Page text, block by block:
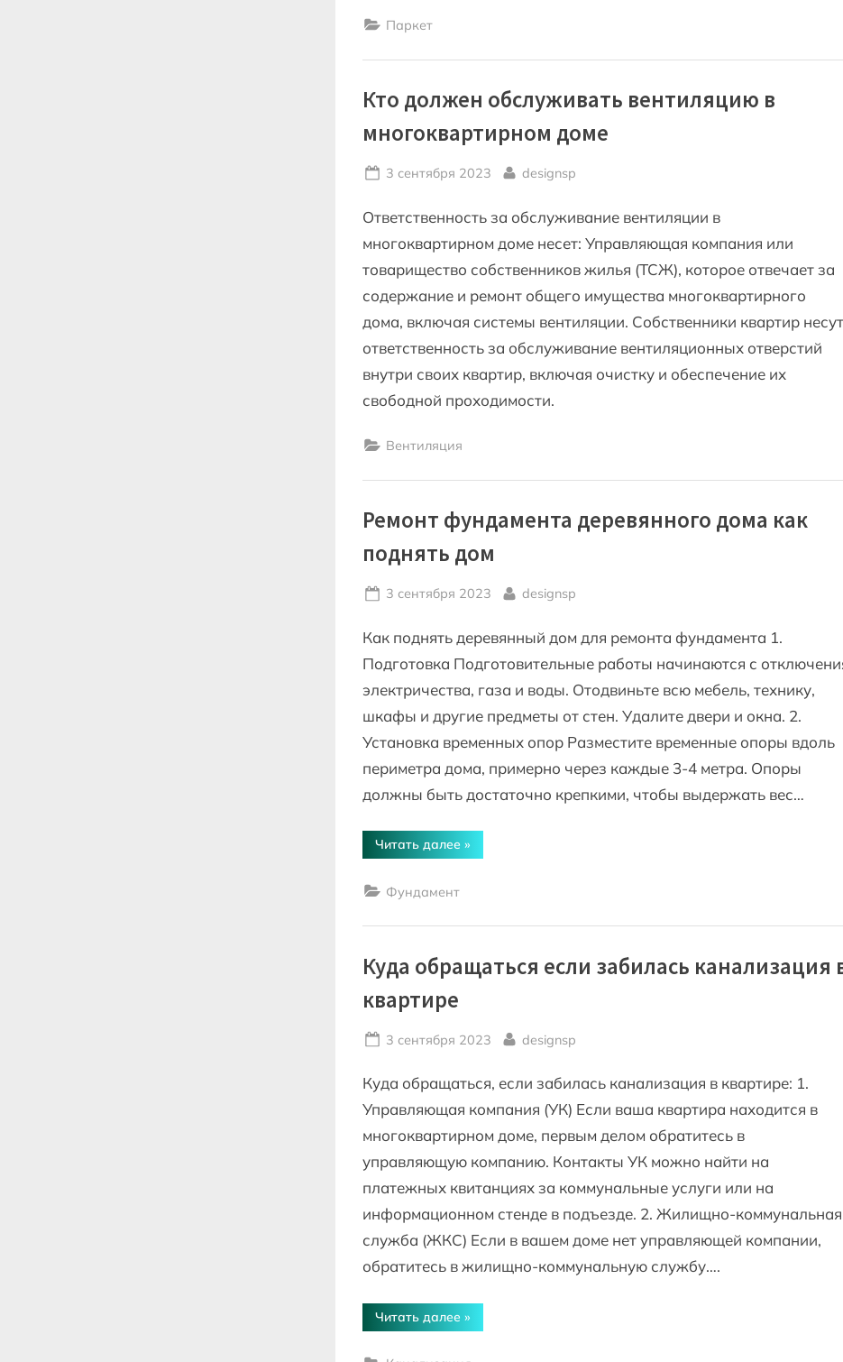
Паркет
Кто должен обслуживать вентиляцию в
многоквартирном доме
Posted
3 сентября 2023 By
designsp
Ответственность за обслуживание вентиляции в
многоквартирном доме несет: Управляющая компания или
товарищество собственников жилья (ТСЖ), которое отвечает за
содержание и ремонт общего имущества многоквартирного
дома, включая системы вентиляции. Собственники квартир несут
ответственность за обслуживание вентиляционных отверстий
внутри своих квартир, включая очистку и обеспечение их
свободной проходимости.
Вентиляция
Ремонт фундамента деревянного дома как
поднять дом
Posted
3 сентября 2023 By
designsp
Как поднять деревянный дом для ремонта фундамента 1.
Подготовка Подготовительные работы начинаются с
электричества, газа и воды. Отодвиньте всю мебель, технику,
шкафы и другие предметы от стен. Удалите двери и окна. 2.
Установка временных опор Разместите временные опоры вдоль
периметра дома, примерно через каждые 3-4 метра. Опоры
должны быть достаточно крепкими, чтобы выдержать вес…
Читать далее “Ремонт
фундамента
»
Фундамент
Куда обращаться если забилась канализация
квартире
Posted
3 сентября 2023 By
designsp
Куда обращаться, если забилась канализация в квартире: 1.
Управляющая компания (УК) Если ваша квартира находится в
многоквартирном доме, первым делом обратитесь в
управляющую компанию. Контакты УК можно найти на
платежных квитанциях за коммунальные услуги или на
информационном стенде в подъезде. 2. Жилищно-коммунальная
служба (ЖКС) Если в вашем доме нет управляющей компании,
обратитесь в жилищно-коммунальную службу….
Читать далее “Куда
обращаться
»